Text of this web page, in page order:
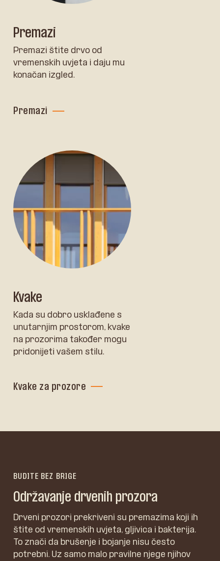
Premazi
Premazi štite drvo od
vremenskih uvjeta i daju mu
konačan izgled.
Premazi
Kvake
Kada su dobro usklađene s
unutarnjim prostorom, kvake
na prozorima također mogu
pridonijeti vašem stilu.
Kvake za prozore
BUDITE BEZ BRIGE
Održavanje drvenih prozora
Drveni prozori prekriveni su premazima koji ih
štite od vremenskih uvjeta, gljivica i bakterija.
To znači da brušenje i bojanje nisu često
potrebni. Uz samo malo pravilne njege njihov